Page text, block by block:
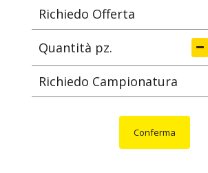
Richiedo Offerta
Quantità pz.
Richiedo Campionatura
Conferma